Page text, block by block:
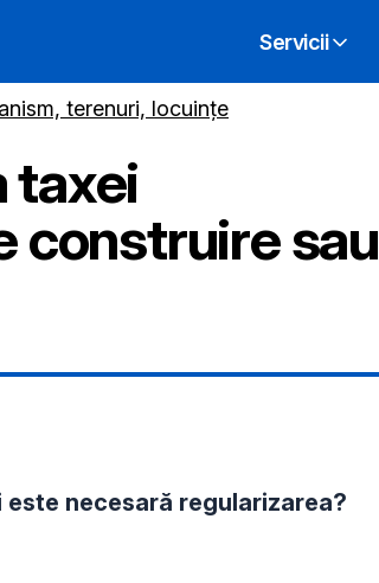
Servicii
terenuri, locuințe
taxei
construire sau
necesară regularizarea?